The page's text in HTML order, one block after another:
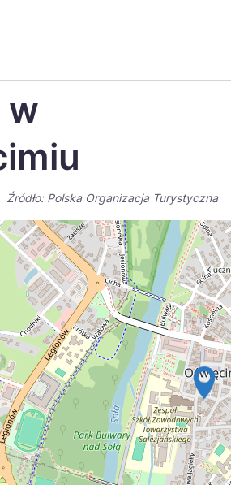
日本
w
Źródło: Polska Organizacja Turystyczna